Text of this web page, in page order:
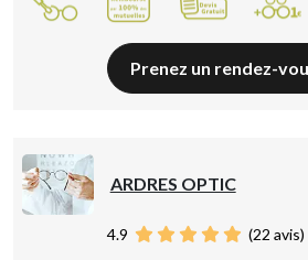
Prenez un rendez-
ARDRES OPTIC
4.9 (22 avis)